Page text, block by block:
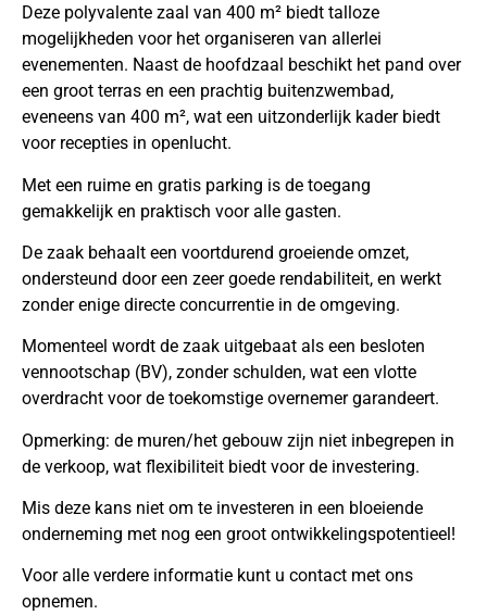
Deze polyvalente zaal van 400 m² biedt talloze
mogelijkheden voor het organiseren van allerlei
evenementen. Naast de hoofdzaal beschikt het pand over
een groot terras en een prachtig buitenzwembad,
eveneens van 400 m², wat een uitzonderlijk kader biedt
voor recepties in openlucht.
Met een ruime en gratis parking is de toegang
gemakkelijk en praktisch voor alle gasten.
De zaak behaalt een voortdurend groeiende omzet,
ondersteund door een zeer goede rendabiliteit, en werkt
zonder enige directe concurrentie in de omgeving.
Momenteel wordt de zaak uitgebaat als een besloten
vennootschap (BV), zonder schulden, wat een vlotte
overdracht voor de toekomstige overnemer garandeert.
Opmerking: de muren/het gebouw zijn niet inbegrepen in
de verkoop, wat flexibiliteit biedt voor de investering.
Mis deze kans niet om te investeren in een bloeiende
onderneming met nog een groot ontwikkelingspotentieel!
Voor alle verdere informatie kunt u contact met ons
opnemen.